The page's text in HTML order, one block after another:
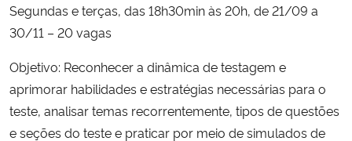
Segundas e terças, das 18h30min às 20h, de 21/09 a
30/11 – 20 vagas
Objetivo: Reconhecer a dinâmica de testagem e
aprimorar habilidades e estratégias necessárias para o
teste, analisar temas recorrentemente, tipos de questões
e seções do teste e praticar por meio de simulados de